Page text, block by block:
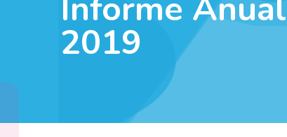
2019